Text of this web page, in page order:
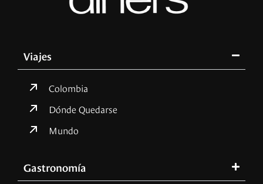
Viajes
Colombia
Dónde Quedarse
Mundo
Gastronomía